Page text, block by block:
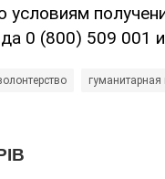
условиям
0 (800) 509 001